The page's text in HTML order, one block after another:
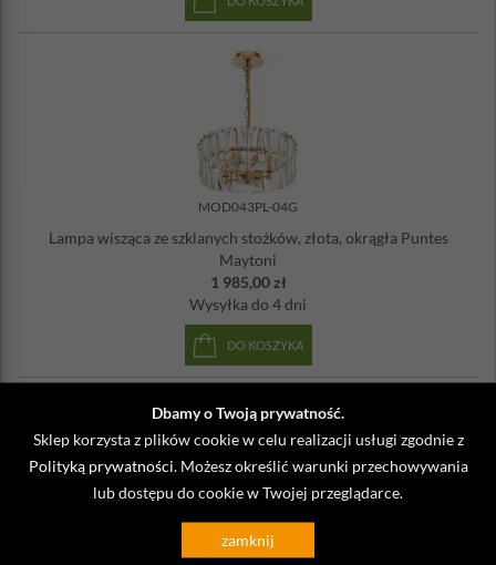
Dbamy o Twoją prywatność.
Sklep korzysta z plików cookie w celu realizacji usługi zgodnie z
Polityką prywatności . Możesz określić warunki przechowywania
lub dostępu do cookie w Twojej przeglądarce.
zamknij
MOD043PL-04G
Lampa wisząca ze szklanych stożków, złota, okrągła Puntes
Maytoni
1 985,00 zł
Wysyłka do 4 dni
DO KOSZYKA
MOD043WL-01G